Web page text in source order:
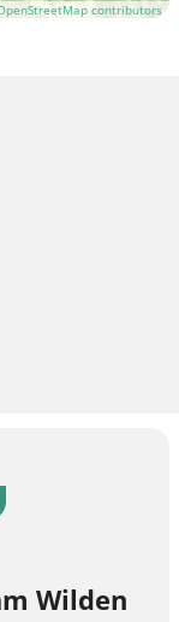
contributors
Wilden